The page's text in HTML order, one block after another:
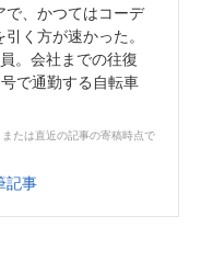
で、かつてはコーデ
く方が速かった。
。会社までの往復
で通勤する自転車
たは直近の記事の寄稿時点で
記事